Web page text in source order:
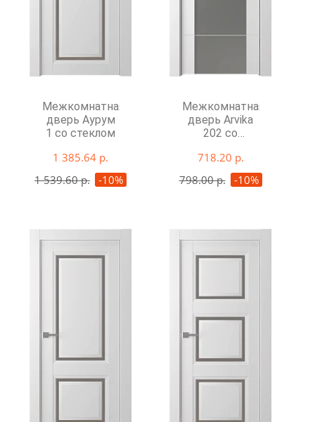
Межкомнатная
дверь Аурум
1 со стеклом
1 385.64 р.
1 539.60 р. -10%
Межкомнатная
дверь Arvika
202 со
718.20 р.
798.00 р.
-10%